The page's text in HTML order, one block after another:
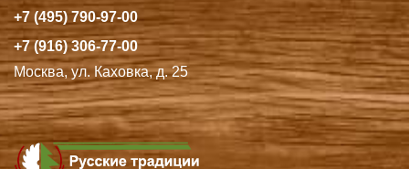
+7 (495) 790-97-00
+7 (916) 306-77-00
Москва, ул. Каховка, д. 25